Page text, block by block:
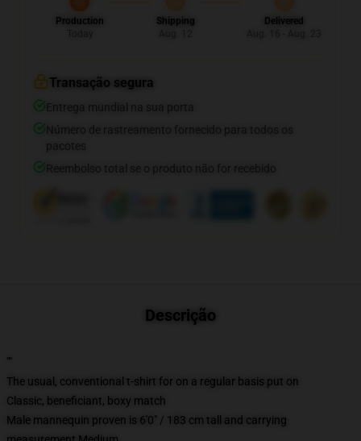
Production
Shipping
Delivered
Transação segura
Entrega mundial na sua porta
Número de rastreamento fornecido para todos os
pacotes
Reembolso total se o produto não for recebido
Descrição
""
The usual, conventional t-shirt for on a regular basis put on
Classic, beneficiant, boxy match
Male mannequin proven is 6'0" / 183 cm tall and carrying